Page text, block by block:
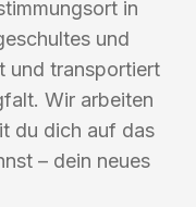
in
und
und transportiert
Wir arbeiten
du dich auf das
– dein neues